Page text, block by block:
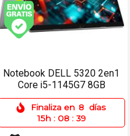
Pagos)
Notebook DELL 5320 2en1
Core i5-1145G7 8GB
128SSD 13.3 Táctil
Finaliza en 8 días
15h : 08 : 39